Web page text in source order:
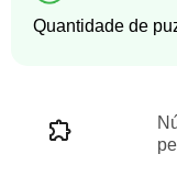
Quantidade de